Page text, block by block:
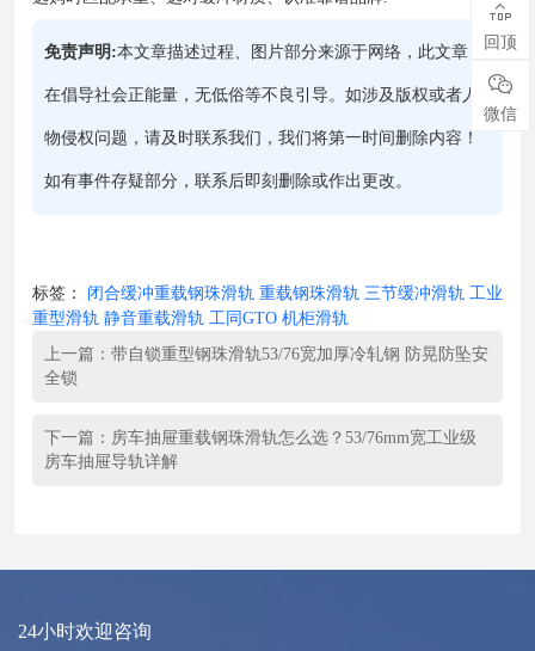
免责声明:本文章描述过程、图片部分来源于网络，此文章旨
在倡导社会正能量，无低俗等不良引导。如涉及版权或者人
物侵权问题，请及时联系我们，我们将第一时间删除内容！
如有事件存疑部分，联系后即刻删除或作出更改。
标签： 闭合缓冲重载钢珠滑轨 重载钢珠滑轨 三节缓冲滑轨 工业
重型滑轨 静音重载滑轨 工同GTO 机柜滑轨
上一篇： 带自锁重型钢珠滑轨53/76宽加厚冷轧钢 防晃防坠安
全锁
下一篇： 房车抽屉重载钢珠滑轨怎么选？53/76mm宽工业级
房车抽屉导轨详解
24小时欢迎咨询

回顶

微信